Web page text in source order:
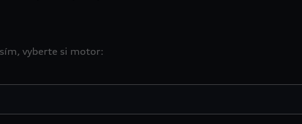
vyberte si motor: